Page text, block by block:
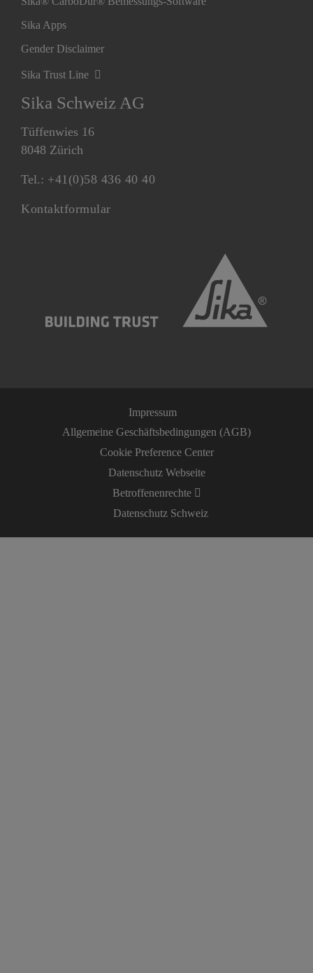
Sika Apps
Gender Disclaimer
Sika Trust Line
Sika Schweiz AG
Tüffenwies 16
8048 Zürich
Tel.: +41(0)58 436 40 40
Kontaktformular
Impressum
Allgemeine Geschäftsbedingungen (AGB)
Cookie Preference Center
Datenschutz Webseite
Betroffenenrechte
Datenschutz Schweiz